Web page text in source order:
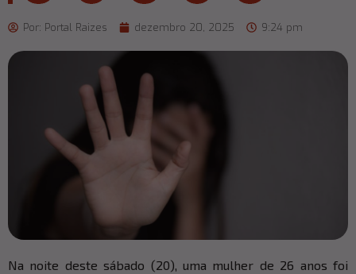
Por: Portal Raizes dezembro 20, 2025 9:24 pm
Na noite deste sábado (20), uma mulher de 26 anos foi